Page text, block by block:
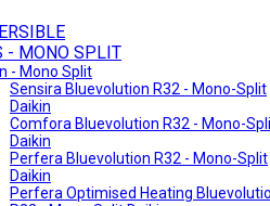
- MONO SPLIT
- Mono Split
Sensira Bluevolution R32 - Mono-Split
Daikin
Comfora Bluevolution R32 - Mono-
Daikin
Perfera Bluevolution R32 - Mono-Split
Daikin
Perfera Optimised Heating